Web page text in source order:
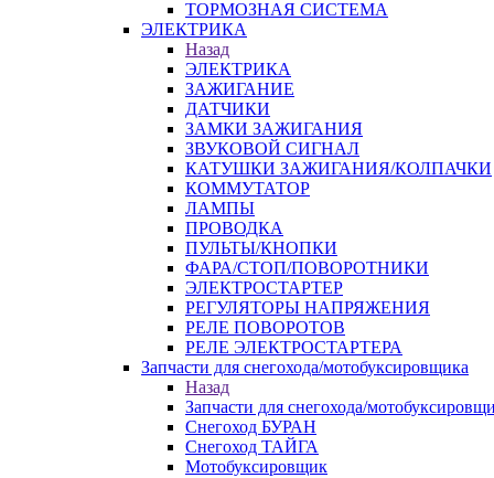
ТОРМОЗНАЯ СИСТЕМА
ЭЛЕКТРИКА
Назад
ЭЛЕКТРИКА
ЗАЖИГАНИЕ
ДАТЧИКИ
ЗАМКИ ЗАЖИГАНИЯ
ЗВУКОВОЙ СИГНАЛ
КАТУШКИ ЗАЖИГАНИЯ/КОЛПАЧКИ
КОММУТАТОР
ЛАМПЫ
ПРОВОДКА
ПУЛЬТЫ/КНОПКИ
ФАРА/СТОП/ПОВОРОТНИКИ
ЭЛЕКТРОСТАРТЕР
РЕГУЛЯТОРЫ НАПРЯЖЕНИЯ
РЕЛЕ ПОВОРОТОВ
РЕЛЕ ЭЛЕКТРОСТАРТЕРА
Запчасти для снегохода/мотобуксировщика
Назад
Запчасти для снегохода/
Снегоход БУРАН
Снегоход ТАЙГА
Мотобуксировщик